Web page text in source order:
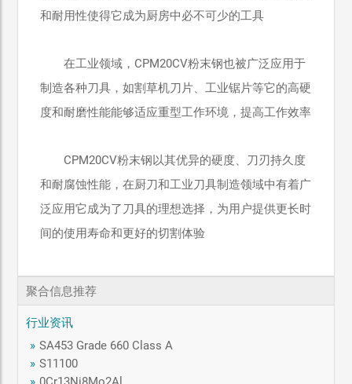
和耐用性使得它成为厨房中必不可少的工具
在工业领域，CPM20CV粉末钢也被广泛应用于
制造各种刀具，如割草机刀片、工业锯片等它的高硬
度和耐磨性能能够适应重型工作环境，提高工作效率
CPM20CV粉末钢以其优异的硬度、刀刃持久度
和耐腐蚀性能，在厨刀和工业刀具制造领域中有着广
泛应用它成为了刀具的理想选择，为用户提供更长时
间的使用寿命和更好的切割体验
聚合信息推荐
行业资讯
» SA453 Grade 660 Class A
» S11100